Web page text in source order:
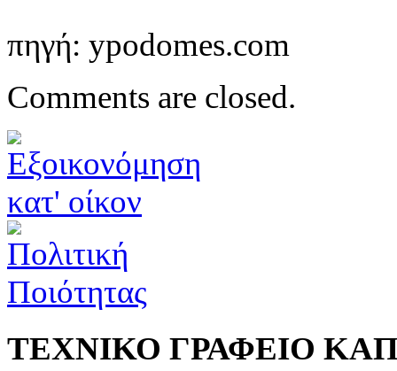
πηγή: ypodomes.com
Comments are closed.
ΤΕΧΝΙΚΟ ΓΡΑΦΕΙΟ